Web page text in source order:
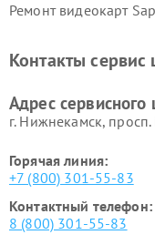
Ремонт видеокарт
Контакты сервис
Адрес сервисного
г. Нижнекамск,
Горячая линия:
+7 (800) 301-55-83
Контактный телефон:
8 (800) 301-55-83